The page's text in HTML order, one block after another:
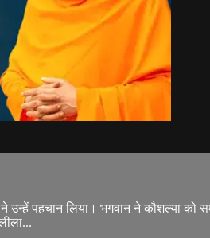
पहचान लिया। भगवान ने कौशल्या